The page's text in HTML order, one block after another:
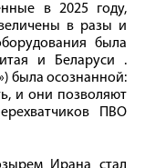
в 2025 году,
в разы и
была
и Беларуси .
была осознанной:
и они позволяют
ПВО